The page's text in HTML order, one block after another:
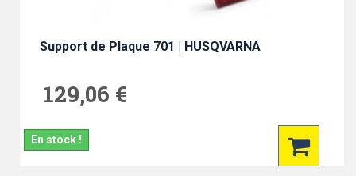
Support de Plaque 701 | HUSQVARNA
129,06 €
En stock !